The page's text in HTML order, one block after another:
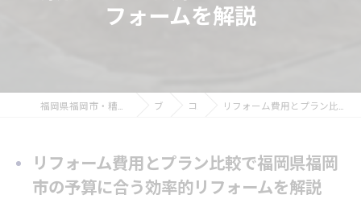
フォームを解説
ブログ コラム リフォーム費用とプラン比較で福岡県福岡市の予算に合う効率的リフォームを解説
リフォーム費用とプラン比較で福岡県福岡
市の予算に合う効率的リフォームを解説